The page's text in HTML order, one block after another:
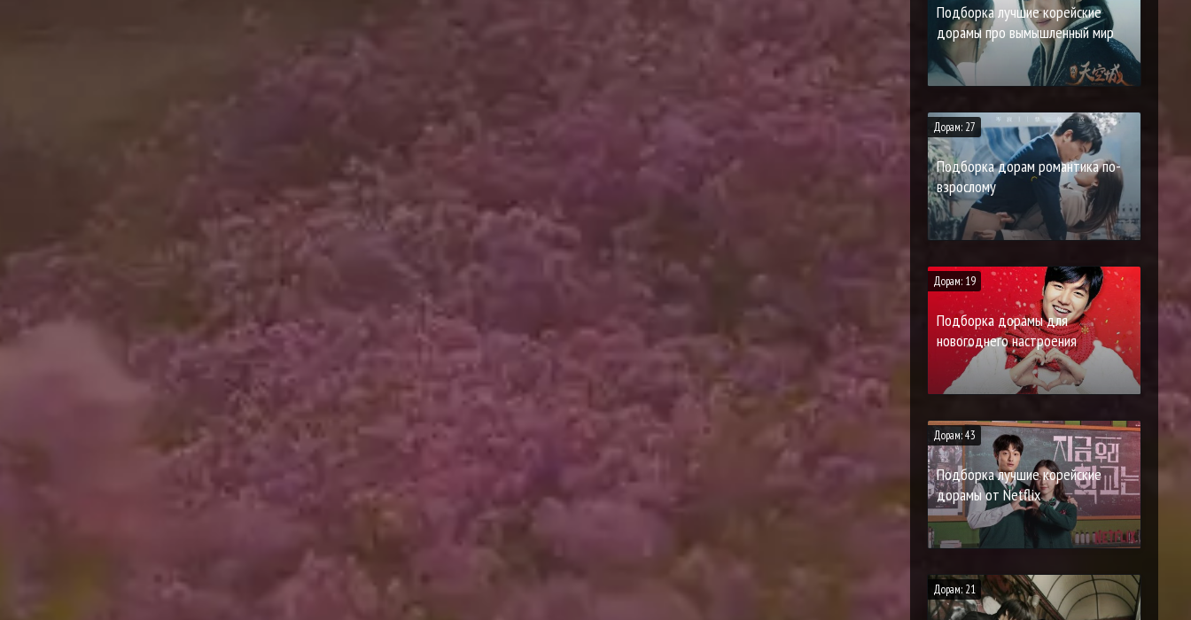
Подборка лучшие корейские
дорамы про вымышленный мир
Дорам: 27
Подборка дорам романтика по-
взрослому
Дорам: 19
Подборка дорамы для
новогоднего настроения
Дорам: 43
Подборка лучшие корейские
дорамы от Netflix
Дорам: 21